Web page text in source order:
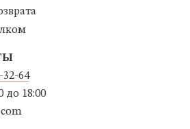
32-64
до 18:00